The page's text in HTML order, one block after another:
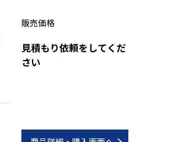
販売価格
見積もり依頼をしてくだ
さい